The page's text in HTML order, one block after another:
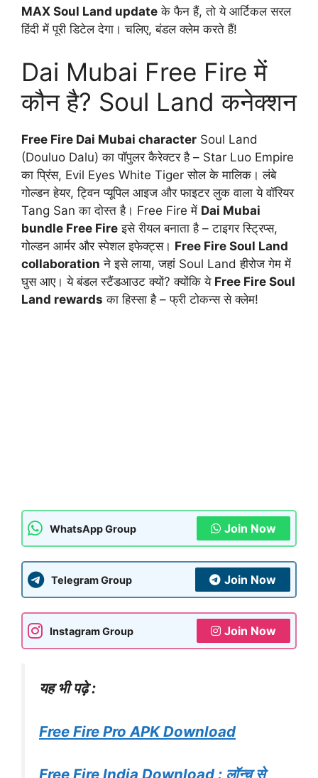
MAX Soul Land update के फैन हैं, तो ये आर्टिकल सरल
हिंदी में पूरी डिटेल देगा। चलिए, बंडल क्लेम करते हैं!
Dai Mubai Free Fire में
कौन है? Soul Land कनेक्शन
Free Fire Dai Mubai character Soul Land
(Douluo Dalu) का पॉपुलर कैरेक्टर है – Star Luo Empire
का प्रिंस, Evil Eyes White Tiger सोल के मालिक। लंबे
गोल्डन हेयर, ट्विन प्यूपिल आइज और फाइटर लुक वाला ये वॉरियर
Tang San का दोस्त है। Free Fire में Dai Mubai
bundle Free Fire इसे रीयल बनाता है – टाइगर स्ट्रिप्स,
गोल्डन आर्मर और स्पेशल इफेक्ट्स। Free Fire Soul Land
collaboration ने इसे लाया, जहां Soul Land हीरोज गेम में
घुस आए। ये बंडल स्टैंडआउट क्यों? क्योंकि ये Free Fire Soul
Land rewards का हिस्सा है – फ्री टोकन्स से क्लेम!
WhatsApp Group Join Now
Telegram Group Join Now
Instagram Group Join Now
यह भी पढ़े :
Free Fire Pro APK Download
Free Fire India Download : लॉन्च से